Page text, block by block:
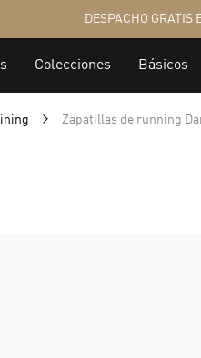
Zapatillas de running